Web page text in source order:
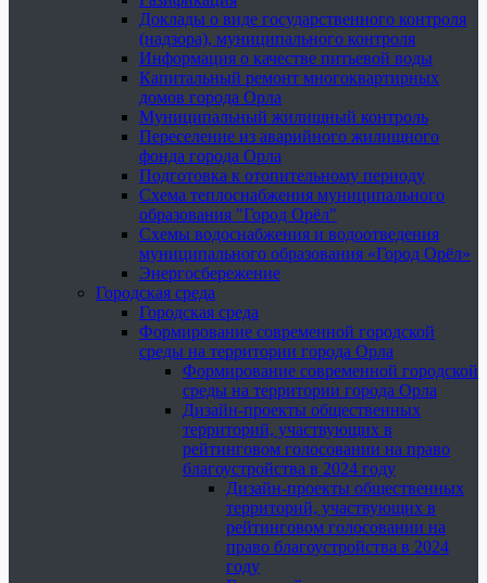
Доклады о виде государственного контроля
(надзора), муниципального контроля
Информация о качестве питьевой воды
Капитальный ремонт многоквартирных
домов города Орла
Муниципальный жилищный контроль
Переселение из аварийного жилищного
фонда города Орла
Подготовка к отопительному периоду
Схема теплоснабжения муниципального
образования "Город Орёл"
Схемы водоснабжения и водоотведения
муниципального образования «Город Орёл»
Энергосбережение
Городская среда
Городская среда
Формирование современной городской
среды на территории города Орла
Формирование современной городской
среды на территории города Орла
Дизайн-проекты общественных
территорий, участвующих в
рейтинговом голосовании на право
благоустройства в 2024 году
Дизайн-проекты общественных
территорий, участвующих в
рейтинговом голосовании на
право благоустройства в 2024
году